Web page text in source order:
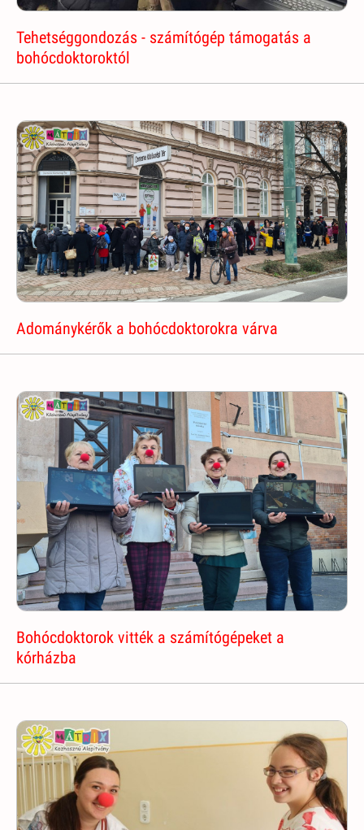
Tehetséggondozás - számítógép támogatás a
bohócdoktoroktól
Adománykérők a bohócdoktorokra várva
Bohócdoktorok vitték a számítógépeket a
kórházba